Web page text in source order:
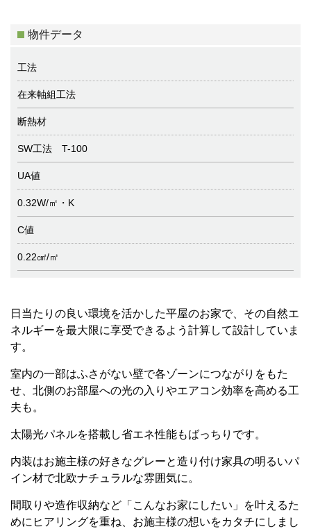
物件データ
工法
在来軸組工法
断熱材
SW工法 T-100
UA値
0.32W/㎡・K
C値
0.22㎠/㎡
日当たりの良い環境を活かした平屋のお家で、その自然エ
ネルギーを最大限に享受できるよう計算して設計していま
す。
室内の一部はふさがない壁で各ゾーンにつながりをもた
せ、北側のお部屋への光の入りやエアコン効率を高める工
夫も。
太陽光パネルを搭載し省エネ性能もばっちりです。
内装はお施主様の好きなグレーと造り付け家具の明るいパ
イン材で北欧ナチュラルな雰囲気に。
間取りや造作収納など「こんなお家にしたい」を叶えるた
めにヒアリングを重ね、お施主様の想いをカタチにしまし